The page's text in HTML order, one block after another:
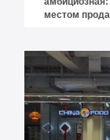
местом
визуальный
полёта и